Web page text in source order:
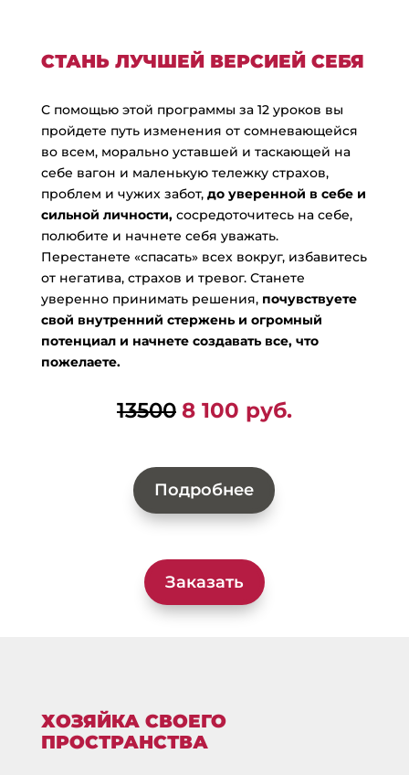
СТАНЬ ЛУЧШЕЙ ВЕРСИЕЙ СЕБЯ
С помощью этой программы за 12 уроков вы
пройдете путь изменения от сомневающейся
во всем, морально уставшей и таскающей на
себе вагон и маленькую тележку страхов,
проблем и чужих забот, до уверенной в себе и
сильной личности,сосредоточитесь на себе,
полюбите и начнете себя уважать.
Перестанете «спасать» всех вокруг, избавитесь
от негатива, страхов и тревог. Станете
уверенно принимать решения, почувствуете
свой внутренний стержень и огромный
потенциал и начнете создавать все, что
пожелаете.
13500 8 100 руб.
Подробнее
Заказать
ХОЗЯЙКА СВОЕГО
ПРОСТРАНСТВА